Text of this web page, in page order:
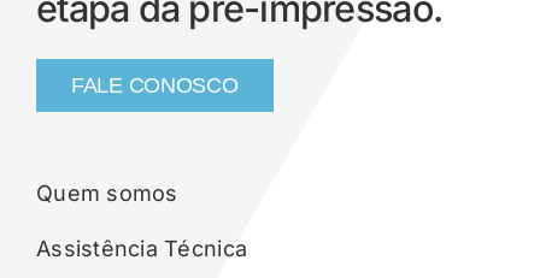
FALE CONOSCO
Quem somos
Assistência Técnica